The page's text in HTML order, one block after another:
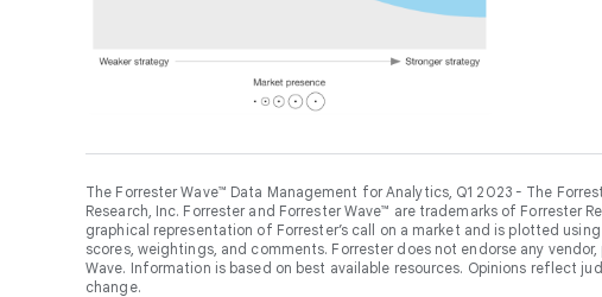
The Forrester Wave™ Data Management for Analytics, Q1 2023 - The
Research, Inc. Forrester and Forrester Wave™ are trademarks of Forrester
graphical representation of Forrester’s call on a market and is plotted
scores, weightings, and comments. Forrester does not endorse any
Wave. Information is based on best available resources. Opinions reflect
change.